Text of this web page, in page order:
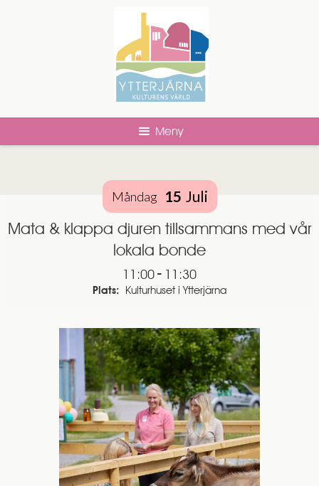
Meny
Måndag 15 Juli
Mata & klappa djuren tillsammans med vår
lokala bonde
11:00- 11:30
Plats: Kulturhuset i Ytterjärna